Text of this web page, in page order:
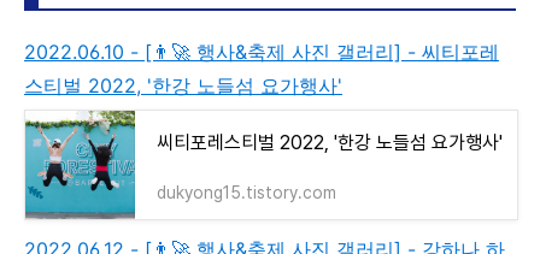
2022.06.10 - [👨‍🚀 행사&축제 사진 갤러리] - 씨티포레
스티벌 2022, '한강 노들섬 요가행사'
씨티포레스티벌 2022, '한강 노들섬 요가행사'
dukyong15.tistory.com